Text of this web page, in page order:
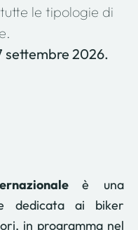
le tipologie di
settembre 2026.
è una
dedicata ai biker
in programma nel